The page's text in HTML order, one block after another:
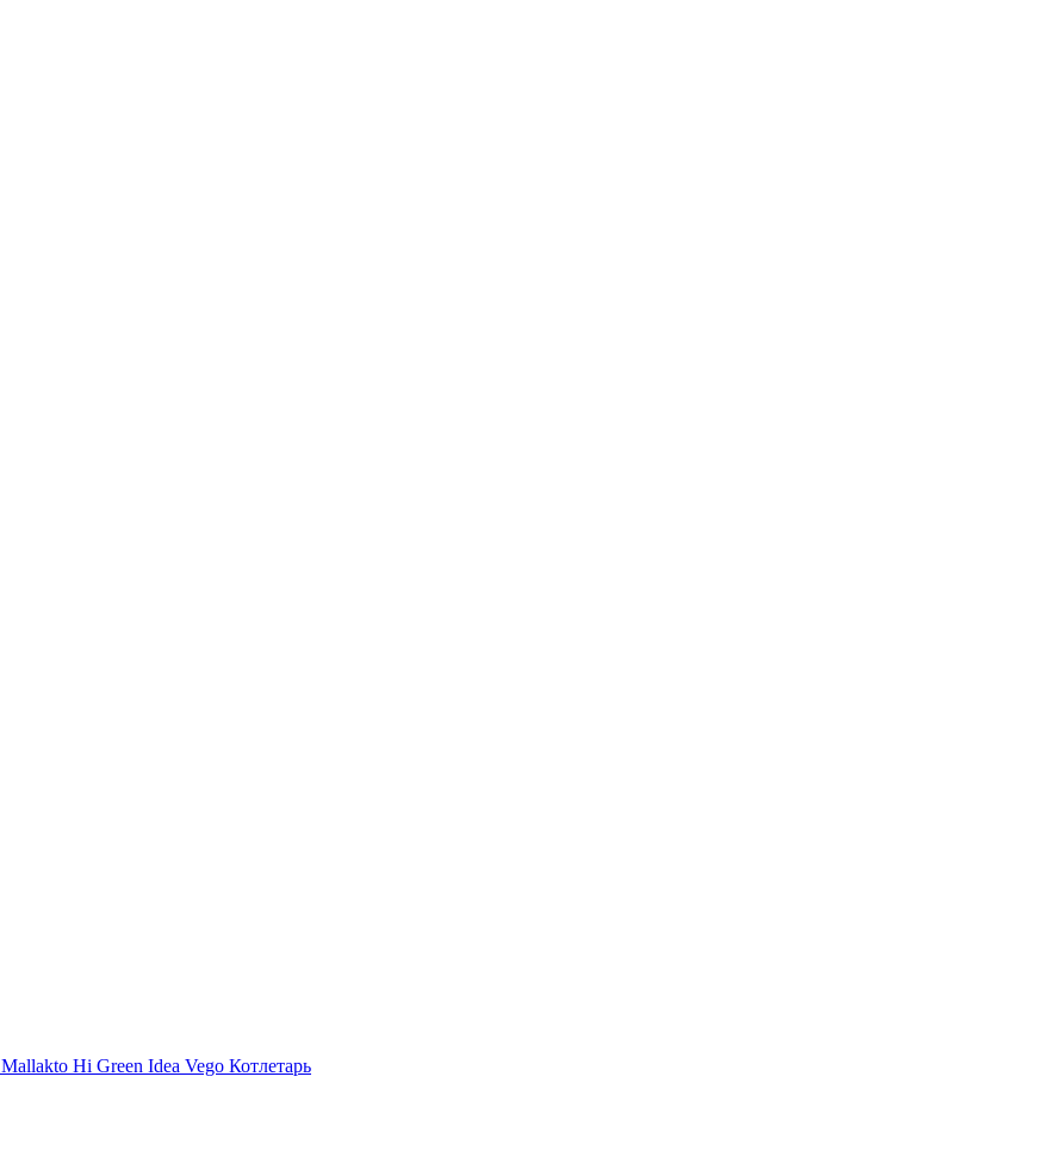
Mallakto Hi Green Idea Vego Котлетарь